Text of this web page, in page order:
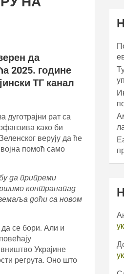
да
2025. године
ТГ канал
дуготрајни рат са
како би
верују да ће
помоћ само
да припреми
контранапад
доћи са новом
се бори. Али и
Украјине
регрута. Оно што